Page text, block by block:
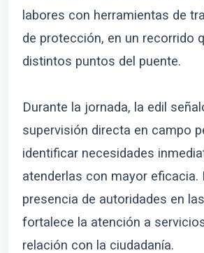
labores con herramientas de
de protección, en un recorrido
distintos puntos del puente.
Durante la jornada, la edil
supervisión directa en campo
identificar necesidades
atenderlas con mayor eficacia.
presencia de autoridades en
fortalece la atención a
relación con la ciudadanía.